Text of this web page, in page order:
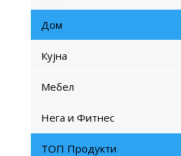
Дом
Кујна
Мебел
Нега и Фитнес
ТОП Продукти